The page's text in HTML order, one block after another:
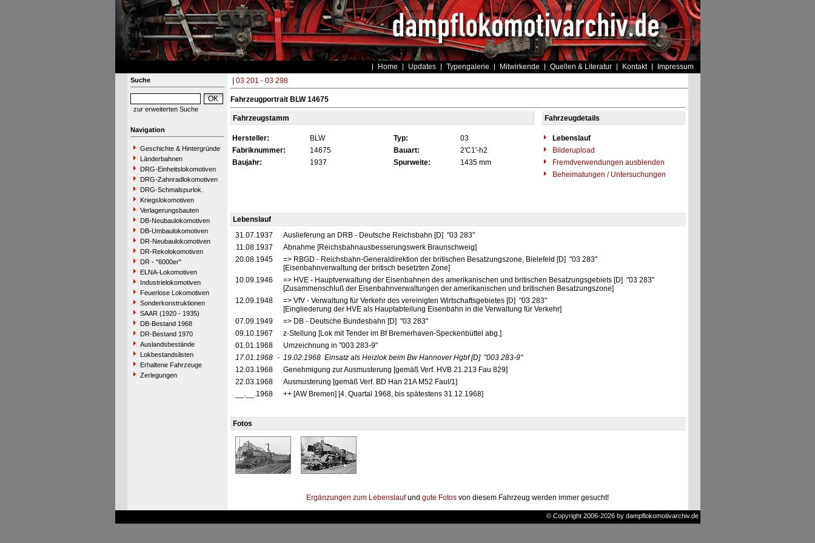
Home Updates Typengalerie Mitwirkende Quellen & Literatur Kontakt Impressum
Suche
zur erweiterten Suche
Navigation
Geschichte & Hintergründe
Länderbahnen
DRG-Einheitslokomotiven
DRG-Zahnradlokomotiven
DRG-Schmalspurlok.
Kriegslokomotiven
Verlagerungsbauten
DB-Neubaulokomotiven
DB-Umbaulokomotiven
DR-Neubaulokomotiven
DR-Rekolokomotiven
DR - "6000er"
ELNA-Lokomotiven
Industrielokomotiven
Feuerlose Lokomotiven
Sonderkonstruktionen
SAAR (1920 - 1935)
DB-Bestand 1968
DR-Bestand 1970
Auslandsbestände
Lokbestandslisten
Erhaltene Fahrzeuge
Zerlegungen
03 201 - 03 298
Fahrzeugportrait BLW 14675
Fahrzeugstamm Fahrzeugdetails
Hersteller: BLW Typ: 03
Lebenslauf
Fabriknummer:
14675 Bauart: 2'C1'-h2
Bilderupload
Baujahr:
1937 Spurweite: 1435 mm
Fremdverwendungen ausblenden
Beheimatungen / Untersuchungen
Lebenslauf
31.07.1937
Auslieferung an DRB - Deutsche Reichsbahn [D] "03 283"
11.08.1937
Abnahme [Reichsbahnausbesserungswerk Braunschweig]
20.08.1945
=> RBGD - Reichsbahn-Generaldirektion der britischen Besatzungszone, Bielefeld [D] "03 283"
[Eisenbahnverwaltung der britisch besetzten Zone]
10.09.1946
=> HVE - Hauptverwaltung der Eisenbahnen des amerikanischen und britischen Besatzungsgebiets [D] "03 283"
[Zusammenschluß der Eisenbahnverwaltungen der amerikanischen und britischen Besatzungszone]
12.09.1948
=> VfV - Verwaltung für Verkehr des vereinigten Wirtschaftsgebietes [D] "03 283"
[Eingliederung der HVE als Hauptabteilung Eisenbahn in die Verwaltung für Verkehr]
07.09.1949
=> DB - Deutsche Bundesbahn [D] "03 283"
09.10.1967
z-Stellung [Lok mit Tender im Bf Bremerhaven-Speckenbüttel abg.]
01.01.1968
Umzeichnung in "003 283-9"
17.01.1968 - 19.02.1968 Einsatz als Heizlok beim Bw Hannover Hgbf [D] "003 283-9"
12.03.1968
Genehmigung zur Ausmusterung [gemäß Verf. HVB 21.213 Fau 829]
22.03.1968
Ausmusterung [gemäß Verf. BD Han 21A M52 Faul/1]
__.__.1968
++ [AW Bremen] [4. Quartal 1968, bis spätestens 31.12.1968]
Fotos
Ergänzungen zum Lebenslaufund gute Fotos von diesem Fahrzeug werden immer gesucht!
© Copyright 2006-2026 by dampflokomotivarchiv.de